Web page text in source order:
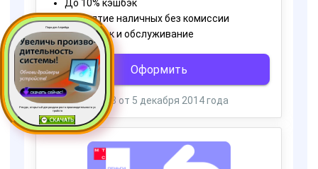
Пора для Апгрейда
Ресурс, открытый для раздачи роста производительности ус
тройств